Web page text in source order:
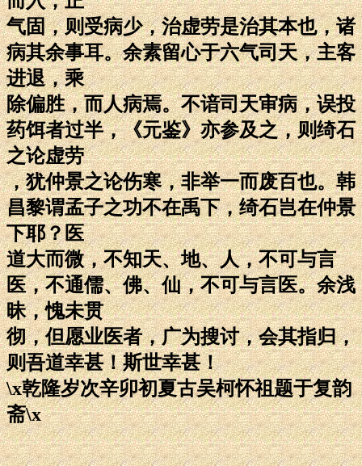
气固，则受病少，治虚劳是治其本也，诸
病其余事耳。余素留心于六气司天，主客
进退，乘
除偏胜，而人病焉。不谙司天审病，误投
药饵者过半，《元鉴》亦参及之，则绮石
之论虚劳
，犹仲景之论伤寒，非举一而废百也。韩
昌黎谓孟子之功不在禹下，绮石岂在仲景
下耶？医
道大而微，不知天、地、人，不可与言
医，不通儒、佛、仙，不可与言医。余浅
昧，愧未贯
彻，但愿业医者，广为搜讨，会其指归，
则吾道幸甚！斯世幸甚！
\x乾隆岁次辛卯初夏古吴柯怀祖题于复韵
斋\x